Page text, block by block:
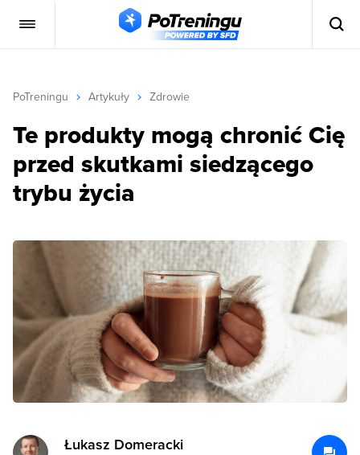
PoTreningu Artykuły Zdrowie
Te produkty mogą chronić Cię
przed skutkami siedzącego
trybu życia
Łukasz Domeracki